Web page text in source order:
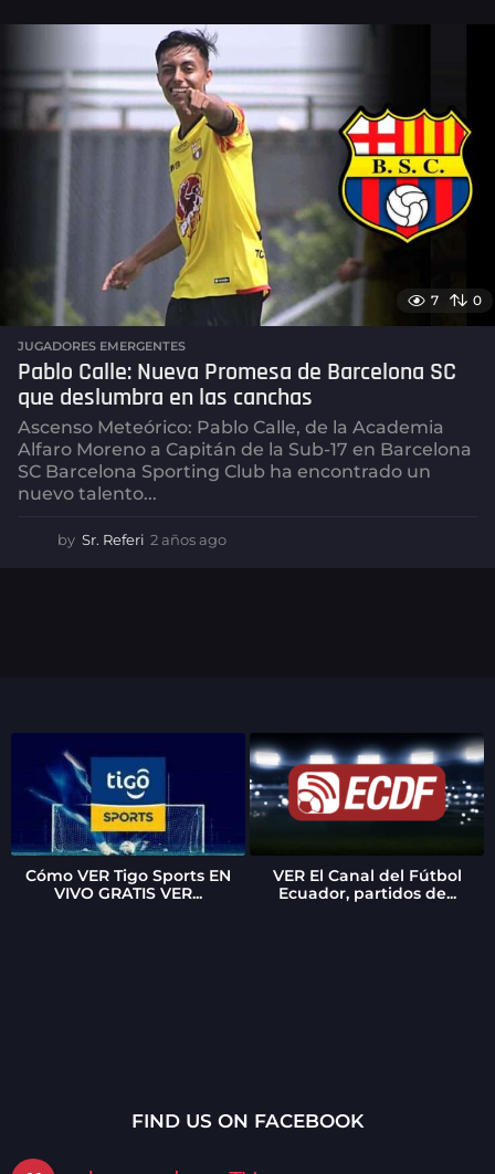
a
g
o
7 0
JUGADORES EMERGENTES
Pablo Calle: Nueva Promesa de Barcelona SC
que deslumbra en las canchas
Ascenso Meteórico: Pablo Calle, de la Academia
Alfaro Moreno a Capitán de la Sub-17 en Barcelona
SC Barcelona Sporting Club ha encontrado un
nuevo talento...
by Sr. Referi 2 años ago
Cómo VER Tigo Sports EN
VIVO GRATIS VER...
VER El Canal del Fútbol
Ecuador, partidos de...
FIND US ON FACEBOOK